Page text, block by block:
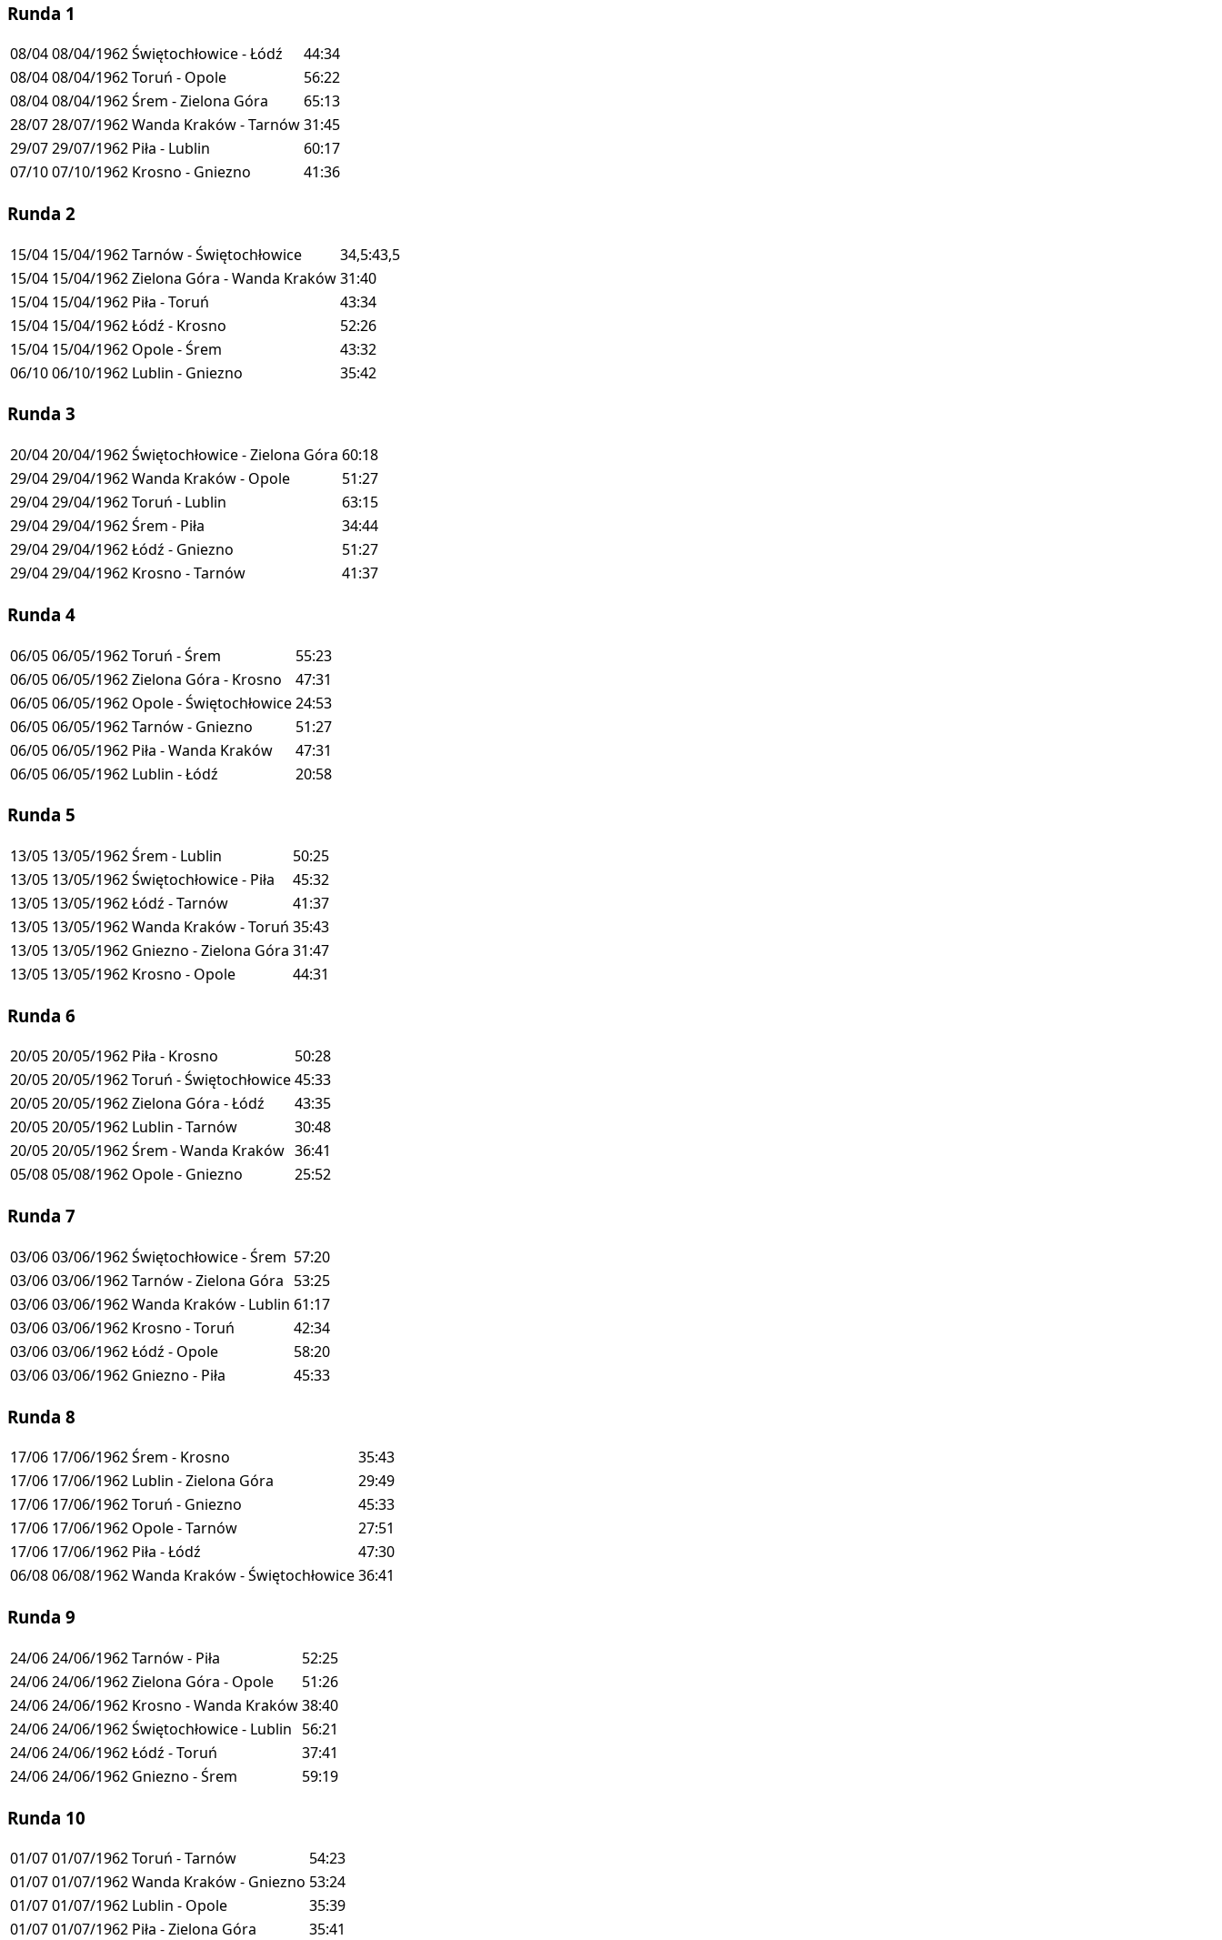
Runda 1
08/0408/04/1962Świętochłowice - Łódź
44:34
08/0408/04/1962Toruń - Opole
56:22
08/0408/04/1962Śrem - Zielona Góra
65:13
28/0728/07/1962Wanda Kraków - Tarnów31:45
29/0729/07/1962 Piła - Lublin
60:17
07/1007/10/1962 Krosno - Gniezno 41:36
Runda 2
15/04 15/04/1962Tarnów - Świętochłowice
34,5:43,5
15/04 15/04/1962Zielona Góra - Wanda Kraków31:40
15/04 15/04/1962 Piła - Toruń
43:34
15/04 15/04/1962Łódź - Krosno
52:26
15/04 15/04/1962 Opole - Śrem
43:32
06/1006/10/1962 Lublin - Gniezno 35:42
Runda 3
20/0420/04/1962Świętochłowice - Zielona Góra 60:18
29/0429/04/1962Wanda Kraków - Opole
51:27
29/0429/04/1962Toruń - Lublin
63:15
29/0429/04/1962Śrem - Piła
34:44
29/0429/04/1962Łódź - Gniezno
51:27
29/0429/04/1962 Krosno - Tarnów 41:37
Runda 4
06/0506/05/1962Toruń - Śrem
55:23
06/0506/05/1962Zielona Góra - Krosno
47:31
06/0506/05/1962 Opole - Świętochłowice24:53
06/0506/05/1962Tarnów - Gniezno
51:27
06/0506/05/1962 Piła - Wanda Kraków
47:31
06/0506/05/1962 Lublin - Łódź 20:58
Runda 5
13/05 13/05/1962Śrem - Lublin
50:25
13/05 13/05/1962Świętochłowice - Piła
45:32
13/05 13/05/1962Łódź - Tarnów
41:37
13/05 13/05/1962Wanda Kraków - Toruń 35:43
13/05 13/05/1962 Gniezno - Zielona Góra 31:47
13/05 13/05/1962 Krosno - Opole 44:31
Runda 6
20/0520/05/1962 Piła - Krosno
50:28
20/0520/05/1962Toruń - Świętochłowice45:33
20/0520/05/1962Zielona Góra - Łódź
43:35
20/0520/05/1962 Lublin - Tarnów
30:48
20/0520/05/1962Śrem - Wanda Kraków 36:41
05/0805/08/1962 Opole - Gniezno 25:52
Runda 7
03/0603/06/1962Świętochłowice - Śrem 57:20
03/0603/06/1962Tarnów - Zielona Góra 53:25
03/0603/06/1962Wanda Kraków - Lublin 61:17
03/0603/06/1962 Krosno - Toruń
42:34
03/0603/06/1962Łódź - Opole
58:20
03/0603/06/1962 Gniezno - Piła 45:33
Runda 8
17/06 17/06/1962Śrem - Krosno
35:43
17/06 17/06/1962 Lublin - Zielona Góra
29:49
17/06 17/06/1962Toruń - Gniezno
45:33
17/06 17/06/1962 Opole - Tarnów
27:51
17/06 17/06/1962 Piła - Łódź
47:30
06/0806/08/1962Wanda Kraków - Świętochłowice36:41
Runda 9
24/0624/06/1962Tarnów - Piła
52:25
24/0624/06/1962Zielona Góra - Opole
51:26
24/0624/06/1962 Krosno - Wanda Kraków38:40
24/0624/06/1962Świętochłowice - Lublin 56:21
24/0624/06/1962Łódź - Toruń
37:41
24/0624/06/1962 Gniezno - Śrem 59:19
Runda 10
01/0701/07/1962Toruń - Tarnów
54:23
01/0701/07/1962Wanda Kraków - Gniezno 53:24
01/0701/07/1962 Lublin - Opole
35:39
01/0701/07/1962 Piła - Zielona Góra 35:41